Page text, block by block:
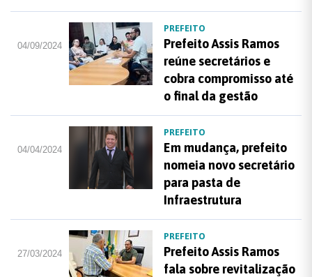
04/09/2024
PREFEITO
Prefeito Assis Ramos
reúne secretários e
cobra compromisso até
o final da gestão
04/04/2024
PREFEITO
Em mudança, prefeito
nomeia novo secretário
para pasta de
Infraestrutura
27/03/2024
PREFEITO
Prefeito Assis Ramos
fala sobre revitalização